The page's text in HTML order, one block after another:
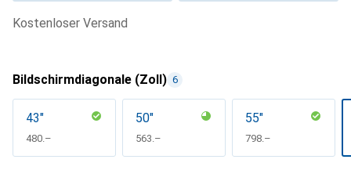
kostenloser Versand
Bildschirmdiagonale (Zoll) 6
43"
CHF
480.–
50"
CHF
563.–
55"
CHF
798.–